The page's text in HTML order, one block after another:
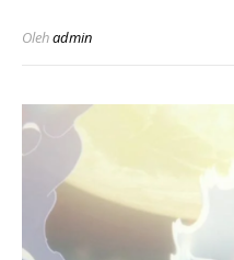
Olehadmin